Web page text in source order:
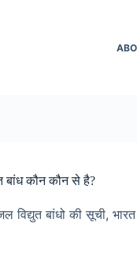
बांध कौन कौन से है?
बांधो की सूची,